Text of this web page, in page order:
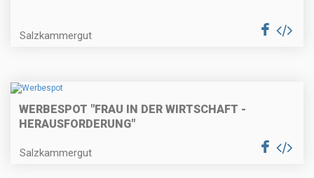
Salzkammergut
WERBESPOT "FRAU IN DER WIRTSCHAFT -
HERAUSFORDERUNG"
Salzkammergut